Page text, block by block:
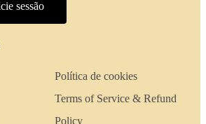
sessão
Política de cookies
Terms of Service & Refund
Policy